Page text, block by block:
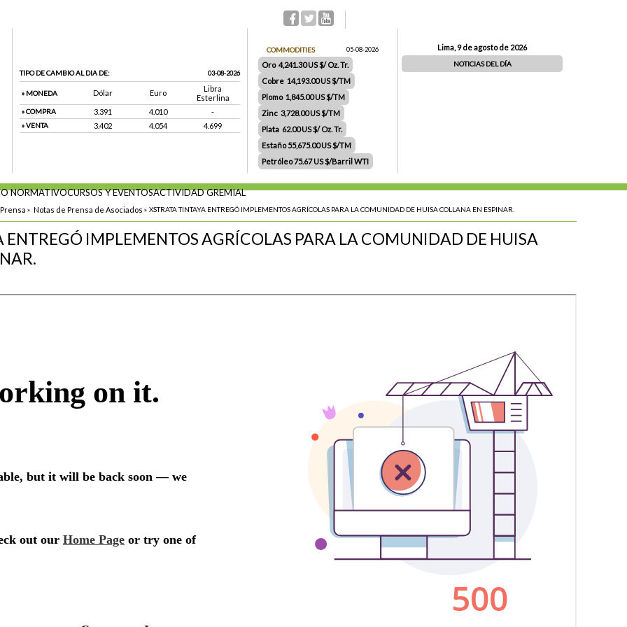
TIPO DE CAMBIO AL DIA DE: 03-08-2026
» MONEDA Dólar Euro
Libra
Esterlina
» COMPRA 3.391 4.010 -
» VENTA 3.402 4.054 4.699
COMMODITIES 05-08-2026
Oro 4,241.30 US $/ Oz. Tr.
Cobre 14,193.00 US $/TM
Plomo 1,845.00 US $/TM
Zinc 3,728.00 US $/TM
Plata 62.00 US $/ Oz. Tr.
Estaño 55,675.00 US $/TM
Petróleo 75.67 US $/Barril WTI
Lima, 9 de agosto de 2026
NOTICIAS DEL DÍA
NORMATIVOCURSOS Y EVENTOSACTIVIDAD GREMIAL
» Notas de Prensa de Asociados » XSTRATA TINTAYA ENTREGÓ IMPLEMENTOS AGRÍCOLAS PARA LA COMUNIDAD DE HUISA COLLANA EN ESPINAR.
ENTREGÓ IMPLEMENTOS AGRÍCOLAS PARA LA COMUNIDAD DE HUISA